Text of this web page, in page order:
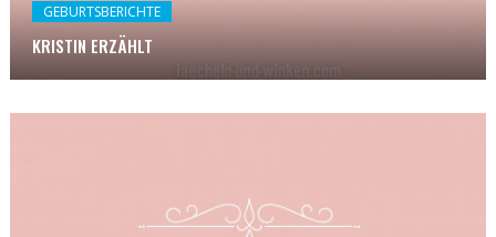
GEBURTSBERICHTE
KRISTIN ERZÄHLT